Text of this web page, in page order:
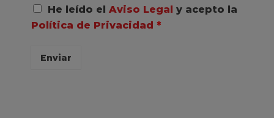
A
u
He leído el Aviso Legal y acepto la
Política de Privacidad *
Enviar